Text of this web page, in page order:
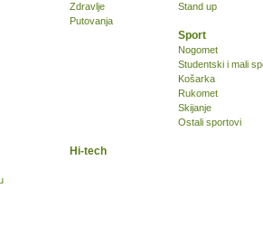
Zdravlje
Putovanja
Stand up
Sport
Nogomet
Studentski i mali
Košarka
Rukomet
Skijanje
Ostali sportovi
Hi-tech